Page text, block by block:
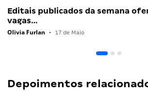
Editais publicados da semana
vagas…
Olivia Furlan • 17 de Maio
Depoimentos